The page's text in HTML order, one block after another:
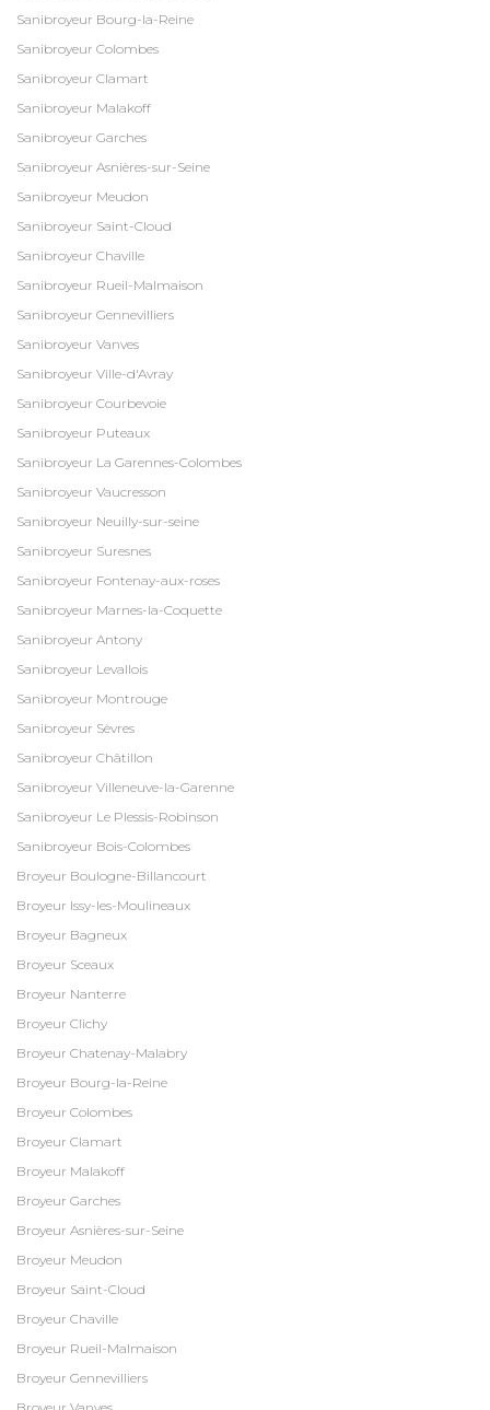
Sanibroyeur Bourg-la-Reine
Sanibroyeur Colombes
Sanibroyeur Clamart
Sanibroyeur Malakoff
Sanibroyeur Garches
Sanibroyeur Asnières-sur-Seine
Sanibroyeur Meudon
Sanibroyeur Saint-Cloud
Sanibroyeur Chaville
Sanibroyeur Rueil-Malmaison
Sanibroyeur Gennevilliers
Sanibroyeur Vanves
Sanibroyeur Ville-d'Avray
Sanibroyeur Courbevoie
Sanibroyeur Puteaux
Sanibroyeur La Garennes-Colombes
Sanibroyeur Vaucresson
Sanibroyeur Neuilly-sur-seine
Sanibroyeur Suresnes
Sanibroyeur Fontenay-aux-roses
Sanibroyeur Marnes-la-Coquette
Sanibroyeur Antony
Sanibroyeur Levallois
Sanibroyeur Montrouge
Sanibroyeur Sèvres
Sanibroyeur Châtillon
Sanibroyeur Villeneuve-la-Garenne
Sanibroyeur Le Plessis-Robinson
Sanibroyeur Bois-Colombes
Broyeur Boulogne-Billancourt
Broyeur Issy-les-Moulineaux
Broyeur Bagneux
Broyeur Sceaux
Broyeur Nanterre
Broyeur Clichy
Broyeur Chatenay-Malabry
Broyeur Bourg-la-Reine
Broyeur Colombes
Broyeur Clamart
Broyeur Malakoff
Broyeur Garches
Broyeur Asnières-sur-Seine
Broyeur Meudon
Broyeur Saint-Cloud
Broyeur Chaville
Broyeur Rueil-Malmaison
Broyeur Gennevilliers